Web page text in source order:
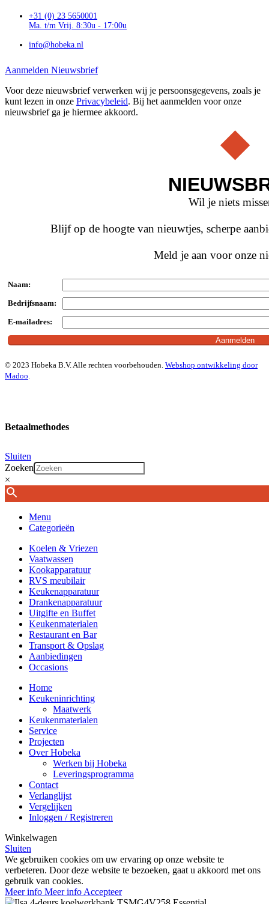
+31 (0) 23 5650001
Ma. t/m Vrij. 8:30u - 17:00u
info@hobeka.nl
Aanmelden Nieuwsbrief
Voor deze nieuwsbrief verwerken wij je persoonsgegevens, zoals je
kunt lezen in onze Privacybeleid. Bij het aanmelden voor onze
nieuwsbrief ga je hiermee akkoord.
Wil je niets
Blijf op de hoogte van nieuwtjes, scherpe
Meld je aan voor onze
Naam:
Bedrijfsnaam:
E-mailadres:
© 2023 Hobeka B.V. Alle rechten voorbehouden. Webshop ontwikkeling door
Madoo.
Betaalmethodes
Sluiten
Zoeken
×
Menu
Categorieën
Koelen & Vriezen
Vaatwassen
Kookapparatuur
RVS meubilair
Keukenapparatuur
Drankenapparatuur
Uitgifte en Buffet
Keukenmaterialen
Restaurant en Bar
Transport & Opslag
Aanbiedingen
Occasions
Home
Keukeninrichting
Maatwerk
Keukenmaterialen
Service
Projecten
Over Hobeka
Werken bij Hobeka
Leveringsprogramma
Contact
Verlanglijst
Vergelijken
Inloggen / Registreren
Winkelwagen
Sluiten
We gebruiken cookies om uw ervaring op onze website te
verbeteren. Door deze website te bezoeken, gaat u akkoord met ons
gebruik van cookies.
Meer info Meer info Accepteer